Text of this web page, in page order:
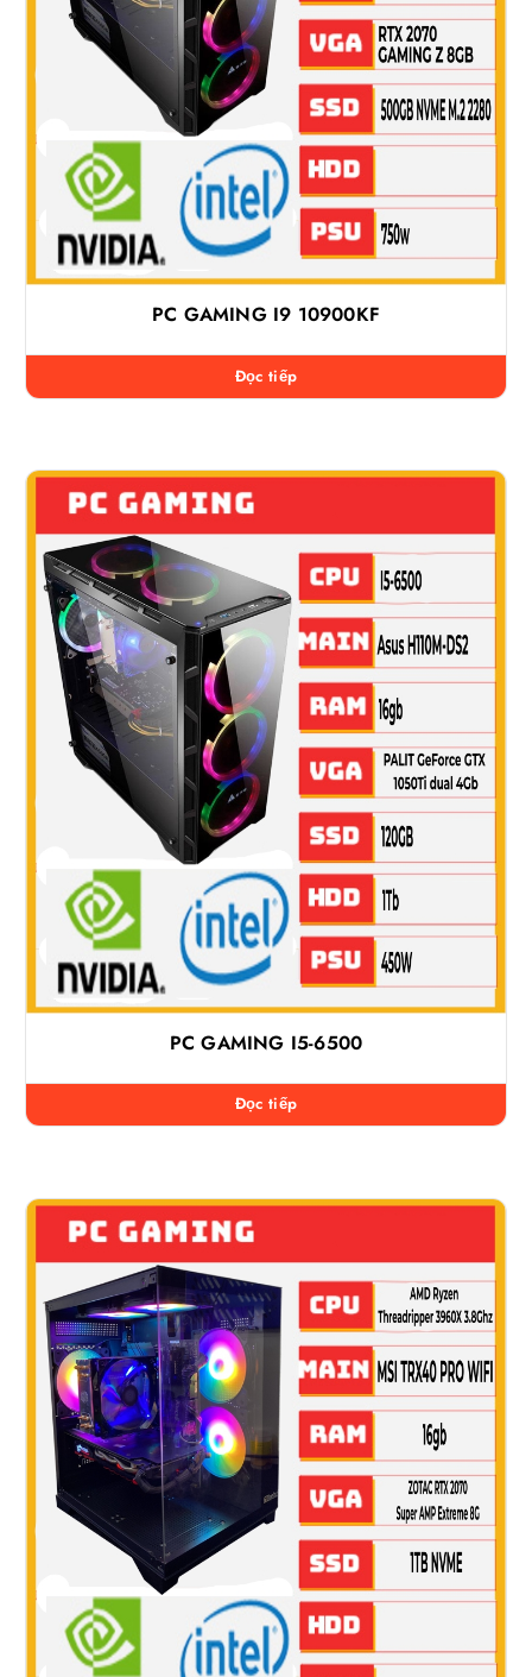
PC GAMING I9 10900KF
Đọc tiếp
PC GAMING I5-6500
Đọc tiếp